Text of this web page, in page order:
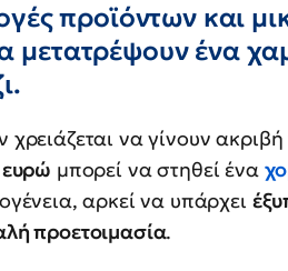
προϊόντων και
μετατρέψουν ένα
χρειάζεται να γίνουν
μπορεί να στηθεί ένα
αρκεί να υπάρχει
προετοιμασία.